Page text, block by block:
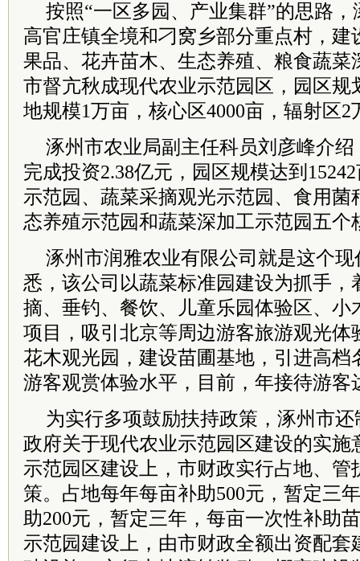
按照“一区多园、产业集群”的思路
高官庄镇全境和刁窝乡部分重点村，建
果品、花卉苗木、生态养殖、粮食蔬菜
市督亢秋成现代农业示范园区，园区规
地规模1万亩，核心区4000亩，辐射区2
涿州市农业局副主任科员刘彦峰介
完成投资2.38亿元，园区规模达到
示范园、蔬菜采摘观光示范园、食用菌
态养殖示范园和蔬菜深加工示范园五个
涿州市润雅农业有限公司就是这个
悉，该公司以蔬菜标准园建设为抓手，
摘、垂钓、餐饮、儿童乐园体验区、小
项目，吸引北京等周边游客旅游观光体
花木观光园，建设苗圃基地，引进高档
游客观赏体验水平，目前，年接待游客
为实行多项鼓励扶持政策，涿州市
政府关于现代农业示范园区建设的实施
示范园区建设上，市财政实行占地、管
策。占地每年每亩补助500元，暂定三
助200元，暂定三年，每亩一次性补助
示范园建设上，由市财政全额出资配套